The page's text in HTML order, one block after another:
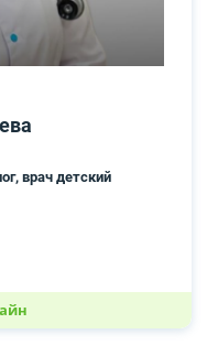
врач детский